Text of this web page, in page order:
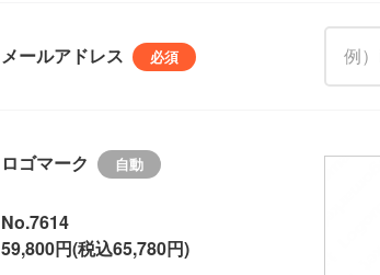
メールアドレス
ロゴマーク
No.7614
59,800円(税込65,780円)